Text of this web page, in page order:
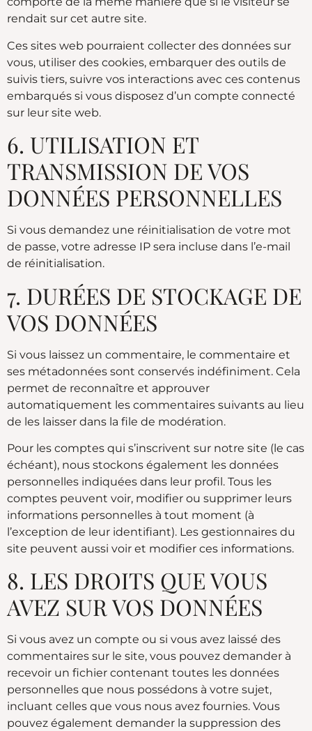
rendait sur cet autre site.
Ces sites web pourraient collecter des données sur
vous, utiliser des cookies, embarquer des outils de
suivis tiers, suivre vos interactions avec ces contenus
embarqués si vous disposez d’un compte connecté
sur leur site web.
6. UTILISATION ET
TRANSMISSION DE VOS
DONNÉES PERSONNELLES
Si vous demandez une réinitialisation de votre mot
de passe, votre adresse IP sera incluse dans l’e-mail
de réinitialisation.
7. DURÉES DE STOCKAGE DE
VOS DONNÉES
Si vous laissez un commentaire, le commentaire et
ses métadonnées sont conservés indéfiniment. Cela
permet de reconnaître et approuver
automatiquement les commentaires suivants au lieu
de les laisser dans la file de modération.
Pour les comptes qui s’inscrivent sur notre site (le cas
échéant), nous stockons également les données
personnelles indiquées dans leur profil. Tous les
comptes peuvent voir, modifier ou supprimer leurs
informations personnelles à tout moment (à
l’exception de leur identifiant). Les gestionnaires du
site peuvent aussi voir et modifier ces informations.
8. LES DROITS QUE VOUS
AVEZ SUR VOS DONNÉES
Si vous avez un compte ou si vous avez laissé des
commentaires sur le site, vous pouvez demander à
recevoir un fichier contenant toutes les données
personnelles que nous possédons à votre sujet,
incluant celles que vous nous avez fournies. Vous
pouvez également demander la suppression des